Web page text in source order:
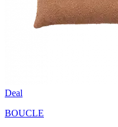
Deal
BOUCLE